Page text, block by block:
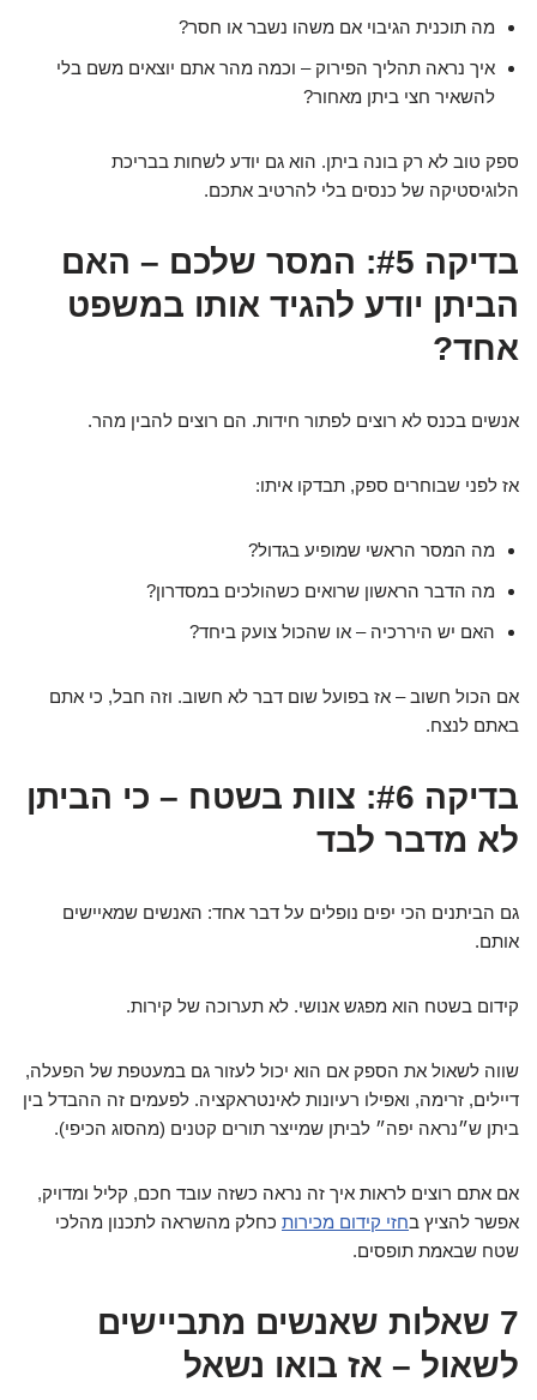
מה תוכנית הגיבוי אם משהו נשבר או חסר?
איך נראה תהליך הפירוק – וכמה מהר אתם יוצאים משם בלי
להשאיר חצי ביתן מאחור?
ספק טוב לא רק בונה ביתן. הוא גם יודע לשחות בבריכת
הלוגיסטיקה של כנסים בלי להרטיב אתכם.
בדיקה #5: המסר שלכם – האם
הביתן יודע להגיד אותו במשפט
אחד?
אנשים בכנס לא רוצים לפתור חידות. הם רוצים להבין מהר.
אז לפני שבוחרים ספק, תבדקו איתו:
מה המסר הראשי שמופיע בגדול?
מה הדבר הראשון שרואים כשהולכים במסדרון?
האם יש היררכיה – או שהכול צועק ביחד?
אם הכול חשוב – אז בפועל שום דבר לא חשוב. וזה חבל, כי אתם
באתם לנצח.
בדיקה #6: צוות בשטח – כי הביתן
לא מדבר לבד
גם הביתנים הכי יפים נופלים על דבר אחד: האנשים שמאיישים
אותם.
קידום בשטח הוא מפגש אנושי. לא תערוכה של קירות.
שווה לשאול את הספק אם הוא יכול לעזור גם במעטפת של הפעלה,
דיילים, זרימה, ואפילו רעיונות לאינטראקציה. לפעמים זה ההבדל בין
ביתן ש״נראה יפה״ לביתן שמייצר תורים קטנים (מהסוג הכיפי).
אם אתם רוצים לראות איך זה נראה כשזה עובד חכם, קליל ומדויק,
אפשר להציץ בחזי קידום מכירות כחלק מהשראה לתכנון מהלכי
שטח שבאמת תופסים.
7 שאלות שאנשים מתביישים
לשאול – אז בואו נשאל